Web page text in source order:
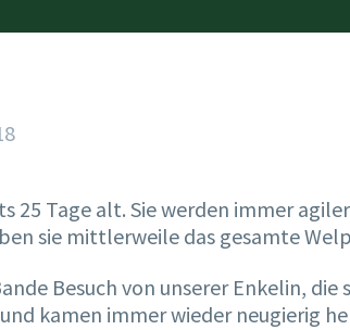
25 Tage alt. Sie werden immer
sie mittlerweile das gesamte
Besuch von unserer Enkelin,
kamen immer wieder neugierig